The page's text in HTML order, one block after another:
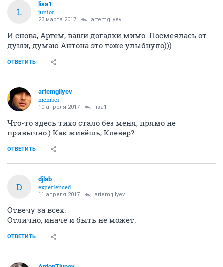
L
lisa1
junior
23 марта 2017 artemgilyev
И снова, Артем, ваши догадки мимо. Посмеялась от
души, думаю Антона это тоже улыбнуло)))
ОТВЕТИТЬ
artemgilyev
member
10 апреля 2017 lisa1
Что-то здесь тихо стало без меня, прямо не
привычно:) Как живёшь, Клевер?
ОТВЕТИТЬ
D
djlab
experienced
11 апреля 2017 artemgilyev
Отвечу за всех.
Отлично, иначе и быть не может.
ОТВЕТИТЬ